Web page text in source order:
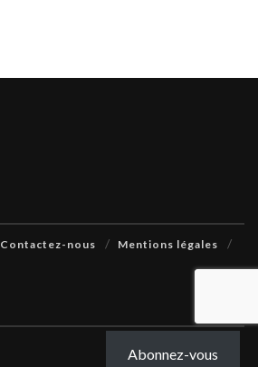
Contactez-nous
Mentions légales
Abonnez-vous